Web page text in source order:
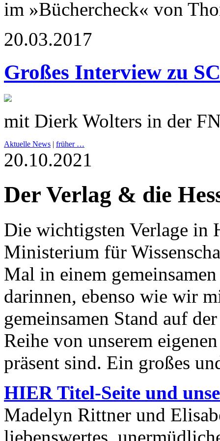
im »Büchercheck« von
20.03.2017
Großes Interview zu
mit Dierk Wolters in der
Aktuelle News | früher …
20.10.2021
Der Verlag & die
Die wichtigsten Verlage in
Ministerium für
Mal in einem
darinnen, ebenso wie wir
gemeinsamen Stand auf
Reihe von unserem
präsent sind. Ein großes
HIER Titel-Seite und
Madelyn Rittner und
liebenswertes,